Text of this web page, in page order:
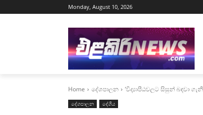
Monday, August 10, 2026
Home දේශපාලන ‘විද්‍යාපීඨවලට සිසුන් බඳවා
දේශපාලන දේශීය